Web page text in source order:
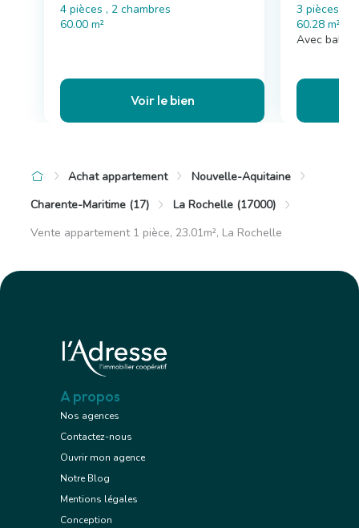
4 pièces , 2 chambres
60.00 m²
Voir le bien
3 pièces , 1
60.28 m²
Avec balcon
Achat appartement
Nouvelle-Aquitaine
Charente-Maritime (17)
La Rochelle (17000)
Vente appartement 1 pièce, 23.01m², La Rochelle
A propos
Nos agences
Contactez-nous
Ouvrir mon agence
Notre Blog
Mentions légales
Conception